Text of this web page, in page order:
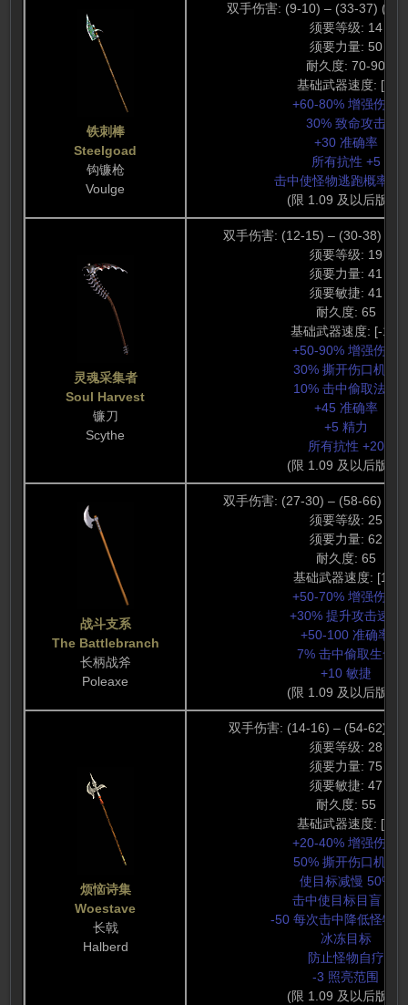
铁刺棒
Steelgoad
钩镰枪
Voulge
双手伤害: (9-10) – (33-37)
须要等级: 14
须要力量: 50
耐久度: 70-90
基础武器速度: [0]
+60-80% 增强伤害
30% 致命攻击
+30 准确率
所有抗性 +5
击中使怪物逃跑概率
(限 1.09 及以后版本)
灵魂采集者
Soul Harvest
镰刀
Scythe
双手伤害: (12-15) – (30-38)
须要等级: 19
须要力量: 41
须要敏捷: 41
耐久度: 65
基础武器速度: [-10]
+50-90% 增强伤害
30% 撕开伤口机会
10% 击中偷取法力
+45 准确率
+5 精力
所有抗性 +20
(限 1.09 及以后版本)
战斗支系
The Battlebranch
长柄战斧
Poleaxe
双手伤害: (27-30) – (58-66)
须要等级: 25
须要力量: 62
耐久度: 65
基础武器速度: [10]
+50-70% 增强伤害
+30% 提升攻击速度
+50-100 准确率
7% 击中偷取生命
+10 敏捷
(限 1.09 及以后版本)
烦恼诗集
Woestave
长戟
Halberd
双手伤害: (14-16) – (54-62)
须要等级: 28
须要力量: 75
须要敏捷: 47
耐久度: 55
基础武器速度: [0]
+20-40% 增强伤害
50% 撕开伤口机会
使目标减慢 50%
击中使目标目盲 +3
-50 每次击中降低怪物
冰冻目标
防止怪物自疗
-3 照亮范围
(限 1.09 及以后版本)